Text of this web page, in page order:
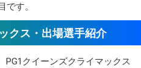
す。
クス・出場選手紹介
PG1クイーンズクライマックス